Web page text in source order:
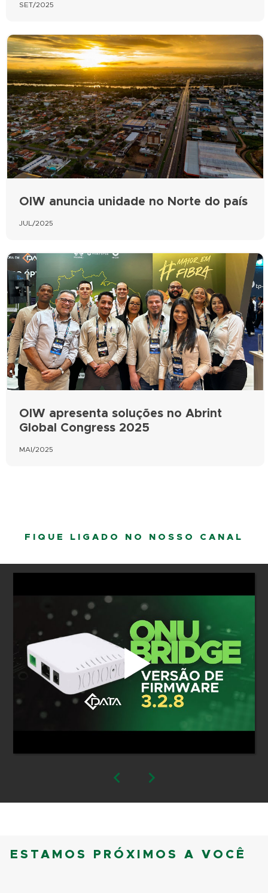
SET/2025
OIW anuncia unidade no Norte do país
JUL/2025
OIW apresenta soluções no Abrint
Global Congress 2025
MAI/2025
FIQUE LIGADO NO NOSSO CANAL
ESTAMOS PRÓXIMOS A VOCÊ